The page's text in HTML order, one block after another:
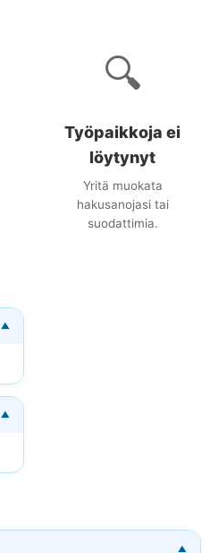
🔍
Työpaikkoja ei
löytynyt
Yritä muokata
hakusanojasi tai
suodattimia.
▼
▼
▼